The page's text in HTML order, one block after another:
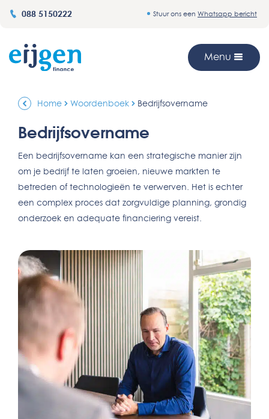
088 5150222 Stuur ons een Whatsapp bericht
Menu
Home Woordenboek Bedrijfsovername
Bedrijfsovername
Een bedrijfsovername kan een strategische manier zijn
om je bedrijf te laten groeien, nieuwe markten te
betreden of technologieën te verwerven. Het is echter
een complex proces dat zorgvuldige planning, grondig
onderzoek en adequate financiering vereist.